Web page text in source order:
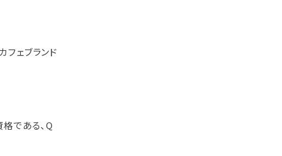
フェブランド
である、Q